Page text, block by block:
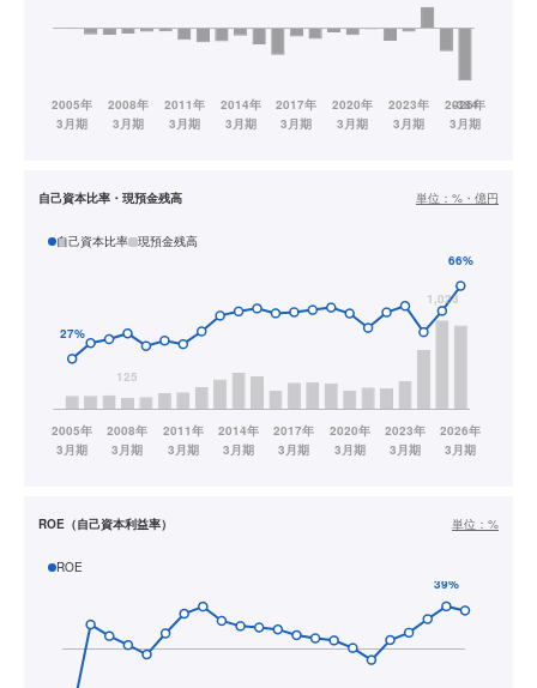
自己資本比率・現預金残高 単位： %・億円
自己資本比率 現預金残高
ROE（自己資本利益率） 単位： %
ROE